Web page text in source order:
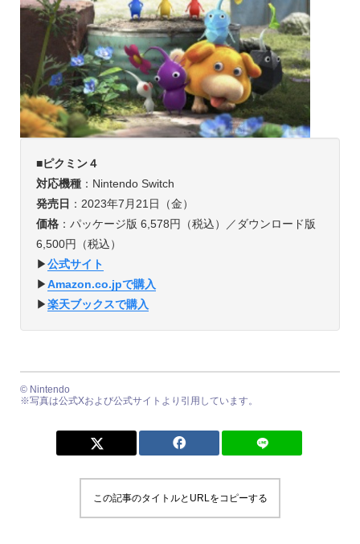
■ピクミン４
対応機種：Nintendo Switch
発売日 ：2023年7月21日（金）
価格：パッケージ版 6,578円（税込）／ダウンロード版
6,500円（税込）
▶︎公式サイト
▶︎Amazon.co.jpで購入
▶︎楽天ブックスで購入
© Nintendo
※写真は公式Xおよび公式サイトより引用しています。
この記事のタイトルとURLをコピーする